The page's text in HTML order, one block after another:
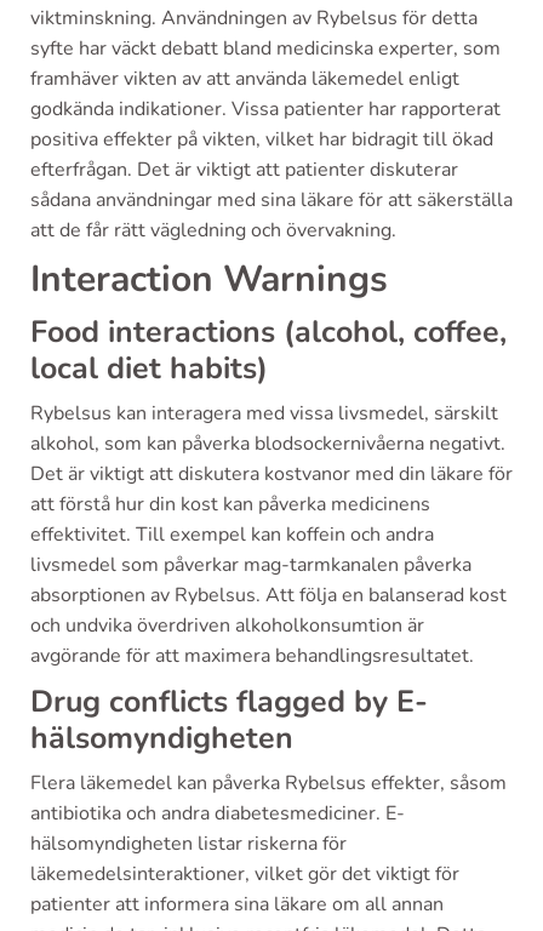
viktminskning. Användningen av Rybelsus för detta
syfte har väckt debatt bland medicinska experter, som
framhäver vikten av att använda läkemedel enligt
godkända indikationer. Vissa patienter har rapporterat
positiva effekter på vikten, vilket har bidragit till ökad
efterfrågan. Det är viktigt att patienter diskuterar
sådana användningar med sina läkare för att säkerställa
att de får rätt vägledning och övervakning.
Interaction Warnings
Food interactions (alcohol, coffee,
local diet habits)
Rybelsus kan interagera med vissa livsmedel, särskilt
alkohol, som kan påverka blodsockernivåerna negativt.
Det är viktigt att diskutera kostvanor med din läkare för
att förstå hur din kost kan påverka medicinens
effektivitet. Till exempel kan koffein och andra
livsmedel som påverkar mag-tarmkanalen påverka
absorptionen av Rybelsus. Att följa en balanserad kost
och undvika överdriven alkoholkonsumtion är
avgörande för att maximera behandlingsresultatet.
Drug conflicts flagged by E-
hälsomyndigheten
Flera läkemedel kan påverka Rybelsus effekter, såsom
antibiotika och andra diabetesmediciner. E-
hälsomyndigheten listar riskerna för
läkemedelsinteraktioner, vilket gör det viktigt för
patienter att informera sina läkare om all annan